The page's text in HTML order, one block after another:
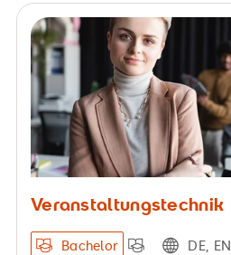
Veranstaltungstechnik
Bachelor DE, EN